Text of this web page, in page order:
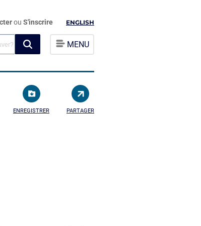
ou S'inscrire ENGLISH
MENU
ENREGISTRER PARTAGER